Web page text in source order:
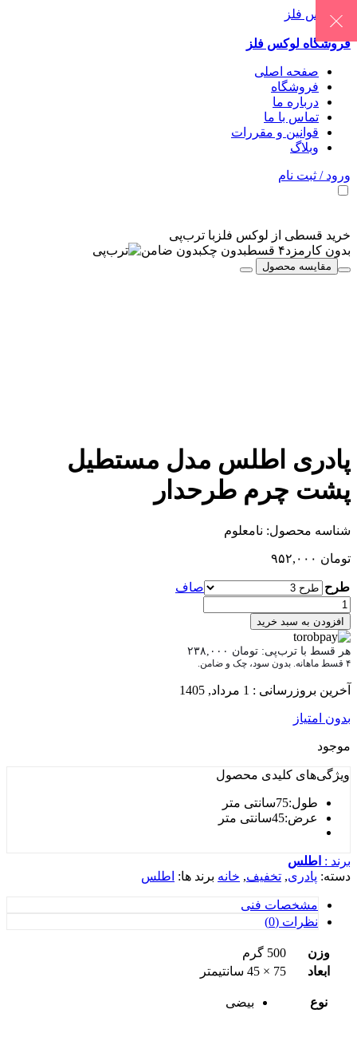
فروشگاه لوکس فلز
صفحه اصلی
فروشگاه
درباره ما
تماس با ما
قوانین و مقررات
وبلاگ
ورود / ثبت نام
خرید قسطی از لوکس فلز با ترب‌پی
بدون کارمزد۴ قسط بدون چکبدون ضامن
مقایسه محصول
پادری اطلس مدل مستطیل
پشت چرم طرحدار
شناسه محصول: نامعلوم
تومان
طرح صاف
افزودن به سبد خرید
هر قسط با ترب‌پی: تومان
۴ قسط ماهانه. بدون سود، چک و ضامن.
آخرین بروزرسانی : 1 مرداد, 1405
بدون امتیاز
موجود
ویژگی‌های کلیدی محصول
طول:75سانتی متر
عرض:45سانتی متر
برند : اطلس
دسته: پادری, تخفیف, خانه برند ها: اطلس
مشخصات فنی
نظرات (0)
وزن
500 گرم
ابعاد
75 × 45 سانتیمتر
نوع بیضی